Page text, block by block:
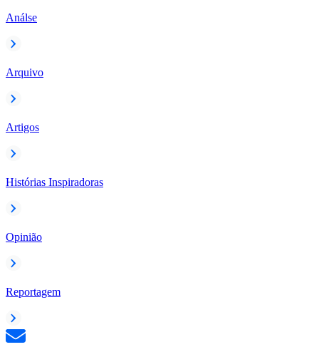
Análse
Arquivo
Artigos
Histórias Inspiradoras
Opinião
Reportagem